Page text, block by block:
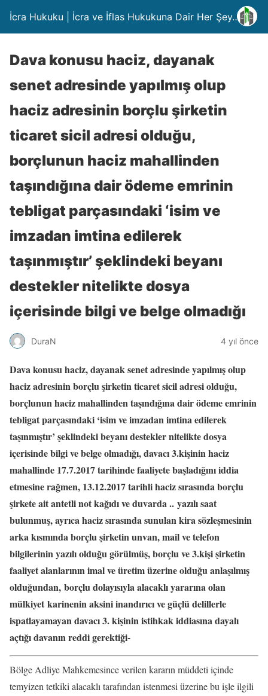
İcra Hukuku | İcra ve İflas Hukukuna Dair Her Şey….
Dava konusu haciz, dayanak
senet adresinde yapılmış olup
haciz adresinin borçlu şirketin
ticaret sicil adresi olduğu,
borçlunun haciz mahallinden
taşındığına dair ödeme emrinin
tebligat parçasındaki ‘isim ve
imzadan imtina edilerek
taşınmıştır’ şeklindeki beyanı
destekler nitelikte dosya
içerisinde bilgi ve belge olmadığı
DuraN 4 yıl önce
Dava konusu haciz, dayanak senet adresinde yapılmış olup
haciz adresinin borçlu şirketin ticaret sicil adresi olduğu,
borçlunun haciz mahallinden taşındığına dair ödeme emrinin
tebligat parçasındaki ‘isim ve imzadan imtina edilerek
taşınmıştır’ şeklindeki beyanı destekler nitelikte dosya
içerisinde bilgi ve belge olmadığı, davacı 3.kişinin haciz
mahallinde 17.7.2017 tarihinde faaliyete başladığını iddia
etmesine rağmen, 13.12.2017 tarihli haciz sırasında borçlu
şirkete ait antetli not kağıdı ve duvarda .. yazılı saat
bulunmuş, ayrıca haciz sırasında sunulan kira sözleşmesinin
arka kısmında borçlu şirketin unvan, mail ve telefon
bilgilerinin yazılı olduğu görülmüş, borçlu ve 3.kişi şirketin
faaliyet alanlarının imal ve üretim üzerine olduğu anlaşılmış
olduğundan, borçlu dolayısıyla alacaklı yararına olan
mülkiyet karinenin aksini inandırıcı ve güçlü delillerle
ispatlayamayan davacı 3. kişinin istihkak iddiasına dayalı
açtığı davanın reddi gerektiği-
Bölge Adliye Mahkemesince verilen kararın müddeti içinde
temyizen tetkiki alacaklı tarafından istenmesi üzerine bu işle ilgili